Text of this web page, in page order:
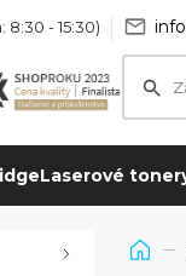
8:30 - 15:30)
Laserové